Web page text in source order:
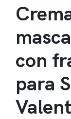
con
para